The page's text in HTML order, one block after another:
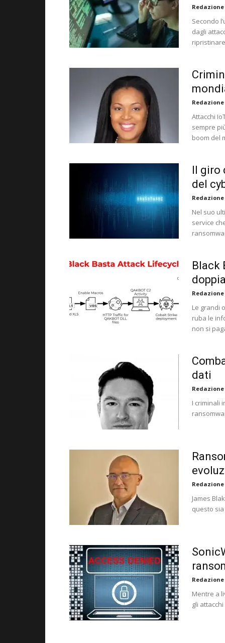
Secondo
dagli
Attacchi
sempre
boom del
Il giro
del
Nel suo
service
Black
Le grandi
ruba le
non si
dati
I criminali
James
questo
Mentre a
gli